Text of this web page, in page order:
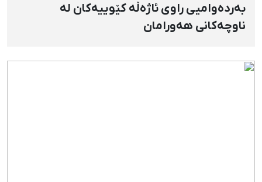
بەردەوامیی راوی ئاژەڵە کێوییەکان لە
ناوچەکانی هەورامان